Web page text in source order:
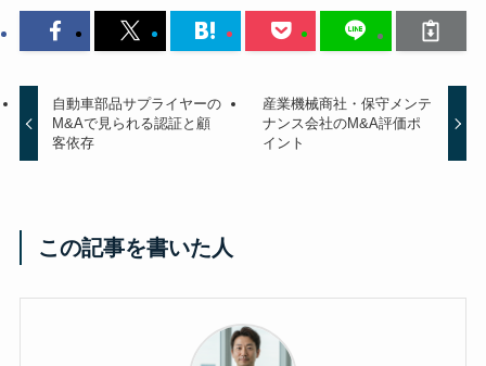
自動車部品サプライヤーの
M&Aで見られる認証と顧
客依存
産業機械商社・保守メンテ
ナンス会社のM&A評価ポ
イント
この記事を書いた人